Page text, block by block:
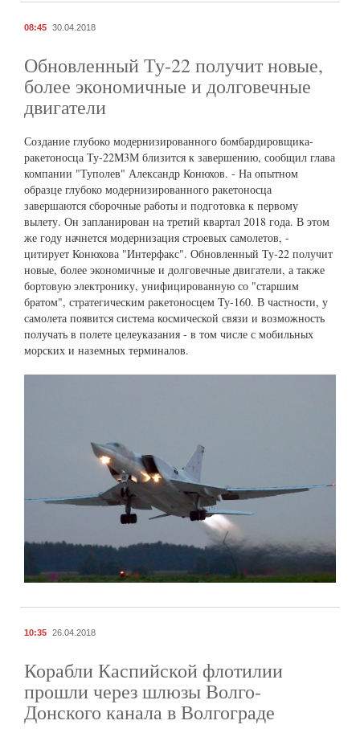
08:45 30.04.2018
Обновленный Ту-22 получит новые,
более экономичные и долговечные
двигатели
Создание глубоко модернизированного бомбардировщика-
ракетоносца Ту-22М3М близится к завершению, сообщил глава
компании "Туполев" Александр Конюхов. - На опытном
образце глубоко модернизированного ракетоносца
завершаются сборочные работы и подготовка к первому
вылету. Он запланирован на третий квартал 2018 года. В этом
же году начнется модернизация строевых самолетов, -
цитирует Конюхова "Интерфакс". Обновленный Ту-22 получит
новые, более экономичные и долговечные двигатели, а также
бортовую электронику, унифицированную со "старшим
братом", стратегическим ракетоносцем Ту-160. В частности, у
самолета появится система космической связи и возможность
получать в полете целеуказания - в том числе с мобильных
морских и наземных терминалов.
10:35 26.04.2018
Корабли Каспийской флотилии
прошли через шлюзы Волго-
Донского канала в Волгограде